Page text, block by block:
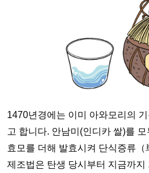
1470년경에는 이미 아와모리의
고 합니다. 안남미(인디카 쌀)를
효모를 더해 발효시켜 단식증류
제조법은 탄생 당시부터 지금까